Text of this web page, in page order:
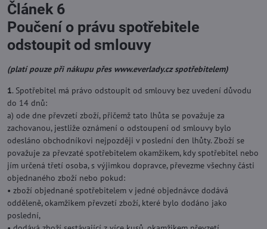
Článek 6
Poučení o právu spotřebitele
odstoupit od smlouvy
(platí pouze při nákupu přes www.everlady.cz spotřebitelem)
1. Spotřebitel má právo odstoupit od smlouvy bez uvedení důvodu
do 14 dnů:
a) ode dne převzetí zboží, přičemž tato lhůta se považuje za
zachovanou, jestliže oznámení o odstoupení od smlouvy bylo
odesláno obchodníkovi nejpozději v poslední den lhůty. Zboží se
považuje za převzaté spotřebitelem okamžikem, kdy spotřebitel nebo
jím určená třetí osoba, s výjimkou dopravce, převezme všechny části
objednaného zboží nebo pokud:
• zboží objednané spotřebitelem v jedné objednávce dodává
odděleně, okamžikem převzetí zboží, které bylo dodáno jako
poslední,